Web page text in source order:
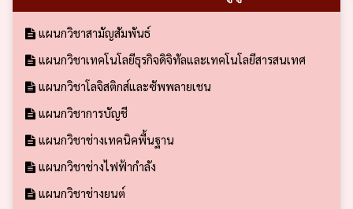
แผนกวิชาสามัญสัมพันธ์
แผนกวิชาเทคโนโลยีธุรกิจดิจิทัลและเทคโนโลยีสารสนเทศ
แผนกวิชาโลจิสติกส์และซัพพลายเชน
แผนกวิชาการบัญชี
แผนกวิชาช่างเทคนิคพื้นฐาน
แผนกวิชาช่างไฟฟ้ากำลัง
แผนกวิชาช่างยนต์